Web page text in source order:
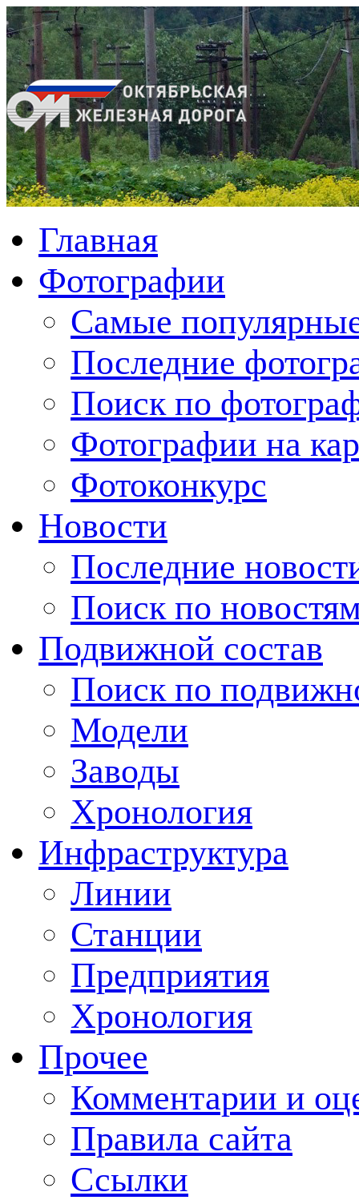
Главная
Фотографии
Cамые
Последние
Поиск по
Фотографии на
Фотоконкурс
Новости
Последние
Поиск по
Подвижной состав
Поиск по
Модели
Заводы
Хронология
Инфраструктура
Линии
Станции
Предприятия
Хронология
Прочее
Комментарии и
Правила сайта
Ссылки